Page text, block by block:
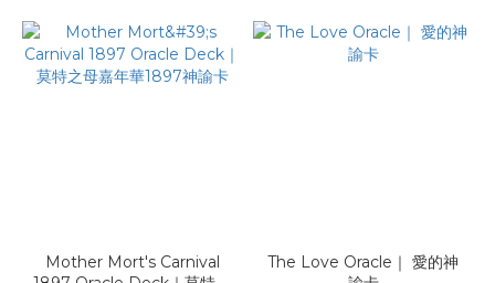
Mother Mort's Carnival
The Love Oracle｜ 愛的神